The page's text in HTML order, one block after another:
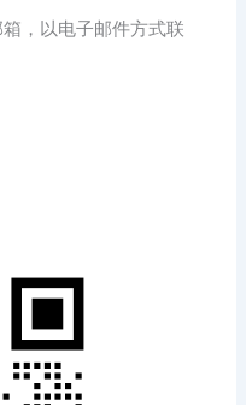
，以电子邮件方式联